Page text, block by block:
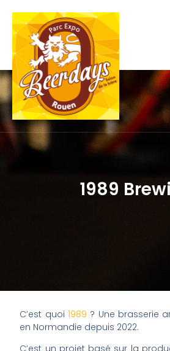
1989
C’est quoi1989 ? Une brasserie
en Normandie depuis 2022.
C’est un projet basé sur la